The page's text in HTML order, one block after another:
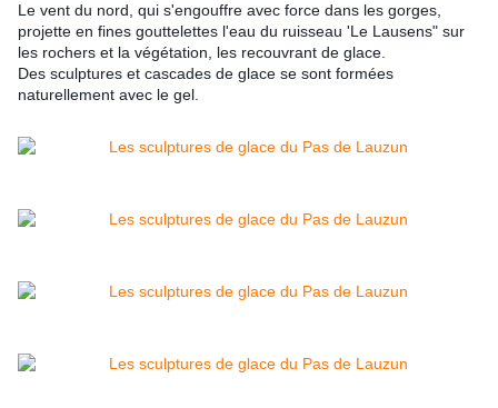
Le vent du nord, qui s'engouffre avec force dans les gorges,
projette en fines gouttelettes l'eau du ruisseau 'Le Lausens" sur
les rochers et la végétation, les recouvrant de glace.
Des sculptures et cascades de glace se sont formées
naturellement avec le gel.